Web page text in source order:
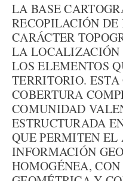
LA BASE
RECOPILACIÓN
CARÁCTER
LA LOCALIZACIÓN
LOS ELEMENTOS
TERRITORIO.
COBERTURA
COMUNIDAD
ESTRUCTURADA
QUE PERMITEN EL
INFORMACIÓN
HOMOGÉNEA,